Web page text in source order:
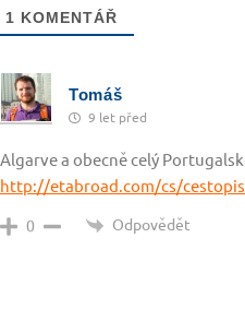
1 KOMENTÁŘ
Tomáš
9 let před
Algarve a obecně celý
http://etabroad.com/cs/
0 Odpovědět